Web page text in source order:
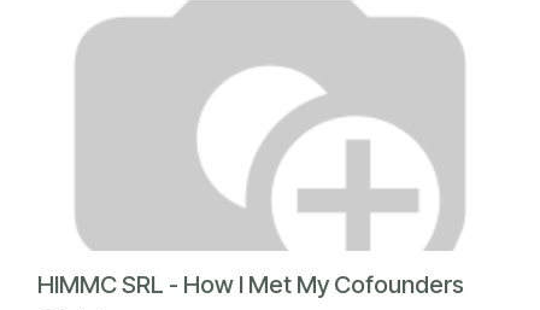
HIMMC SRL - How I Met My Cofounders